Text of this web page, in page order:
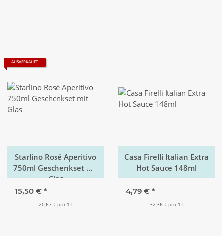
AUSVERKAUFT
Starlino Rosé Aperitivo
750ml Geschenkset mit
Glas
15,50 € *
20,67 € pro 1 l
Casa Firelli Italian Extra
Hot Sauce 148ml
4,79 € *
32,36 € pro 1 l